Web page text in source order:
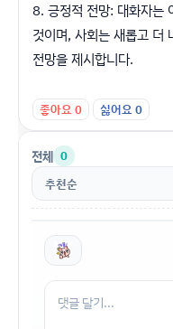
8. 긍정적 전망: 대화자는
것이며, 사회는 새롭고 더
전망을 제시합니다.
좋아요0 싫어요0
전체 0